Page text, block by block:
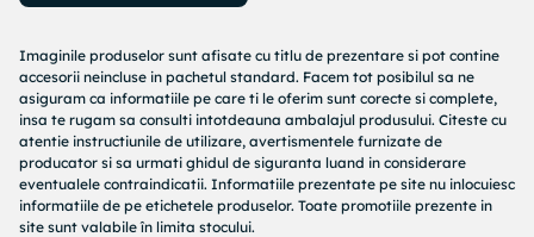
Fisticul cremos, fidea de kadaif fina si alte ingrediente de
exceptie creeaza un spectacol al gustului, perfect pentru cei
care apreciaza luxul in fiecare detaliu.
Ideal pentru a fi savurata in momentele speciale, Emir’s
Ciocolata Dubai este si un cadou rafinat pentru cei dragi,
exprimand eleganta si autenticitatea. Cu o prezentare
impecabila, acest set reflecta traditia si maiestria orientala,
oferindu-va ocazia de a descoperi un desert sofisticat care
Imaginile produselor sunt afisate cu titlu de prezentare si pot contine
accesorii neincluse in pachetul standard. Facem tot posibilul sa ne
asiguram ca informatiile pe care ti le oferim sunt corecte si complete,
insa te rugam sa consulti intotdeauna ambalajul produsului. Citeste cu
atentie instructiunile de utilizare, avertismentele furnizate de
producator si sa urmati ghidul de siguranta luand in considerare
eventualele contraindicatii. Informatiile prezentate pe site nu inlocuiesc
informatiile de pe etichetele produselor. Toate promotiile prezente in
site sunt valabile în limita stocului.